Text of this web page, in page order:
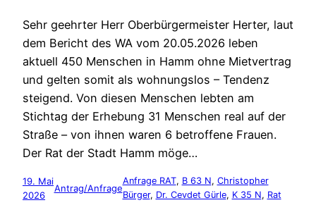
Sehr geehrter Herr Oberbürgermeister Herter, laut
dem Bericht des WA vom 20.05.2026 leben
aktuell 450 Menschen in Hamm ohne Mietvertrag
und gelten somit als wohnungslos – Tendenz
steigend. Von diesen Menschen lebten am
Stichtag der Erhebung 31 Menschen real auf der
Straße – von ihnen waren 6 betroffene Frauen.
Der Rat der Stadt Hamm möge…
19. Mai
2026
Antrag/Anfrage
Anfrage RAT, B 63 N, Christopher
Bürger, Dr. Cevdet Gürle, K 35 N, Rat